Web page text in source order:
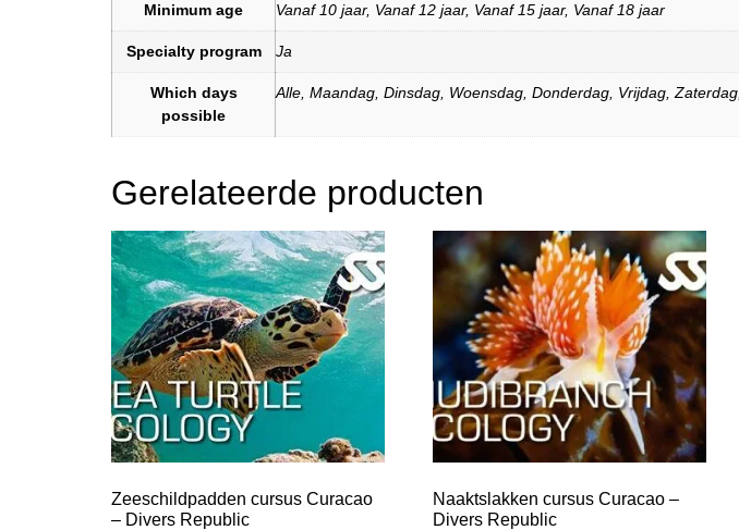
Minimum age Vanaf 10 jaar, Vanaf 12 jaar, Vanaf 15 jaar, Vanaf 18 jaar
Specialty program Ja
Which days
possible
Alle Maandag Dinsdag Woensdag Donderdag Vrijdag Zaterdag
Gerelateerde producten
Zeeschildpadden cursus Curacao
– Divers Republic
Naaktslakken cursus Curacao –
Divers Republic